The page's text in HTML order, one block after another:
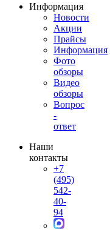
Информация
Новости
Акции
Прайсы
Информация
Фото
обзоры
Видео
обзоры
Вопрос
-
ответ
Наши
контакты
+7
(495)
542-
40-
94